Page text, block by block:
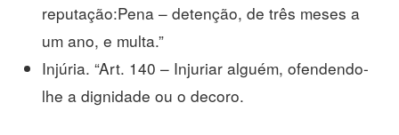
reputação:Pena – detenção, de três meses a
um ano, e multa.”
Injúria. “Art. 140 – Injuriar alguém, ofendendo-
lhe a dignidade ou o decoro.